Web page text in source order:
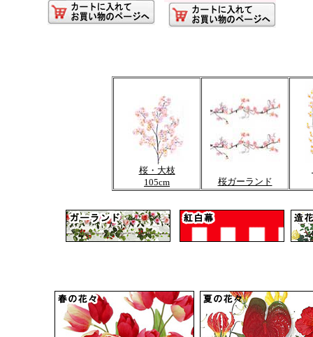
桜・大枝
105cm
桜ガーランド